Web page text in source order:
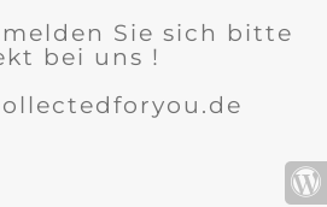
Sie sich bitte
bei uns !